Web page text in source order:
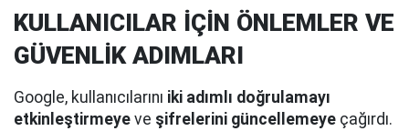
KULLANICILAR İÇİN ÖNLEMLER VE
GÜVENLİK ADIMLARI
Google, kullanıcılarını iki adımlı doğrulamayı
etkinleştirmeye ve şifrelerini güncellemeye çağırdı.